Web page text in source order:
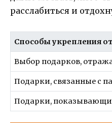
расслабиться и
Способы укрепления
Выбор подарков,
Подарки, связанные с
Подарки,